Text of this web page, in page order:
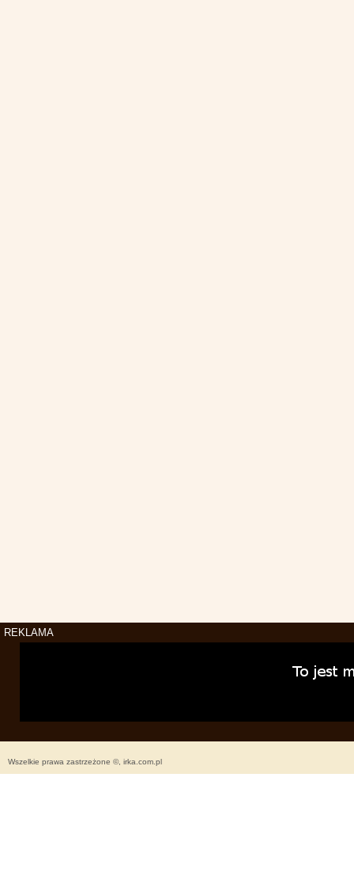
REKLAMA
Wszelkie prawa zastrzeżone ©, irka.com.pl